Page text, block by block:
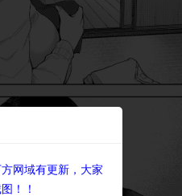
网域有更新，大家
！！